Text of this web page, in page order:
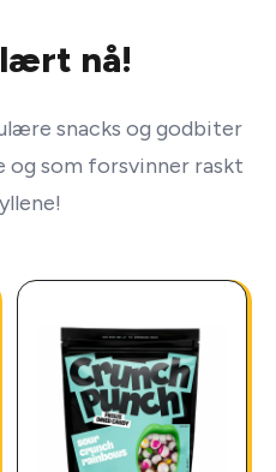
nå!
snacks og godbiter
og som forsvinner raskt